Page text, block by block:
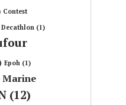
Contest
Decathlon (1)
Epoh (1)
Marine
(12)